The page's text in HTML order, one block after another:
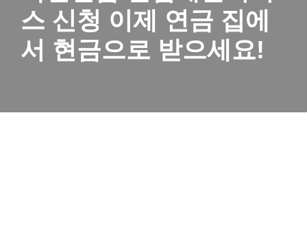
스 신청 이제 연금 집에
서 현금으로 받으세요!